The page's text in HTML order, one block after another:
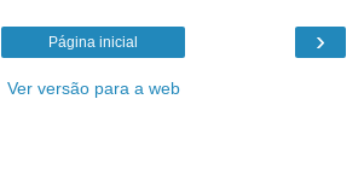
›
Página inicial
Ver versão para a web